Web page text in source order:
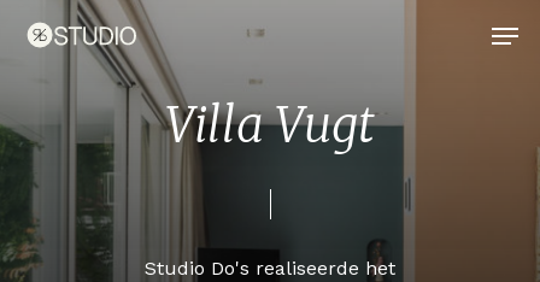
VillaVugt
Studio Do's realiseerde het